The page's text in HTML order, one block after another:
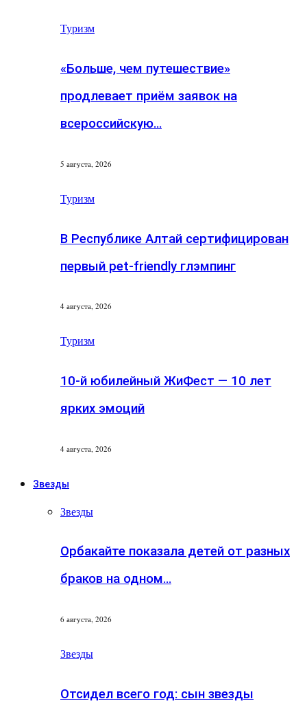
Туризм
«Больше, чем путешествие»
продлевает приём заявок на
всероссийскую…
5 августа, 2026
Туризм
В Республике Алтай сертифицирован
первый pet-friendly глэмпинг
4 августа, 2026
Туризм
10-й юбилейный ЖиФест — 10 лет
ярких эмоций
4 августа, 2026
Звезды
Звезды
Орбакайте показала детей от разных
браков на одном…
6 августа, 2026
Звезды
Отсидел всего год: сын звезды